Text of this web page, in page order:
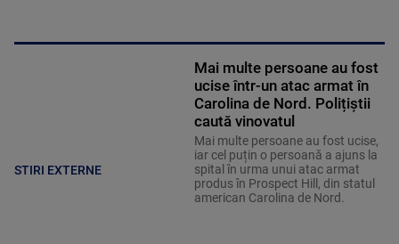
STIRI EXTERNE
Mai multe persoane au fost
ucise într-un atac armat în
Carolina de Nord. Polițiștii
caută vinovatul
Mai multe persoane au fost ucise,
iar cel puțin o persoană a ajuns la
spital în urma unui atac armat
produs în Prospect Hill, din statul
american Carolina de Nord.